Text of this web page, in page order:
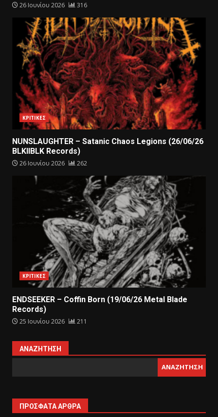
26 Ιουνίου 2026 316
ΚΡΙΤΙΚΕΣ
NUNSLAUGHTER – Satanic Chaos Legions (26/06/26
BLKIIBLK Records)
26 Ιουνίου 2026 262
ΚΡΙΤΙΚΕΣ
ENDSEEKER – Coffin Born (19/06/26 Metal Blade
Records)
25 Ιουνίου 2026 211
ΑΝΑΖΉΤΗΣΗ
ΑΝΑΖΉΤΗΣΗ
ΠΡΌΣΦΑΤΑ ΆΡΘΡΑ